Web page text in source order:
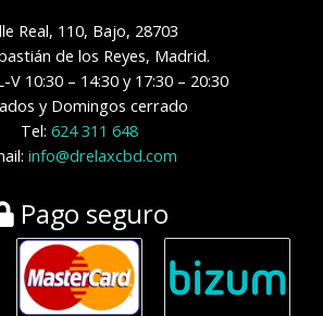
Real, 110, Bajo, 28703
de los Reyes, Madrid.
V 10:30 – 14:30 y 17:30 – 20:30
y Domingos cerrado
Tel: 624 311 648
info@drelaxcbd.com
Pago seguro